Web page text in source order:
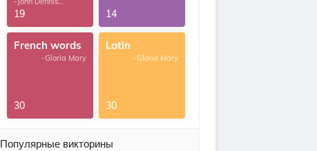
G.Thomas
19 14
French words
-Gloria Mary
30
Latin
-Gloria Mary
30
Популярные викторины